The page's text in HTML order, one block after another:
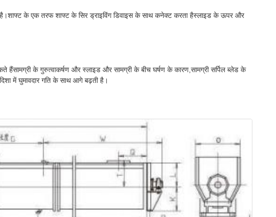
है।शाफ्ट के एक तरफ शाफ्ट के सिर ड्राइविंग डिवाइस के साथ कनेक्ट करता हैस्लाइड के ऊपर और
के गुरुत्वाकर्षण और स्लाइड और सामग्री के बीच घर्षण के कारण,सामग्री सर्पिल ब्लेड के
में घुमावदार गति के साथ आगे बढ़ती है।